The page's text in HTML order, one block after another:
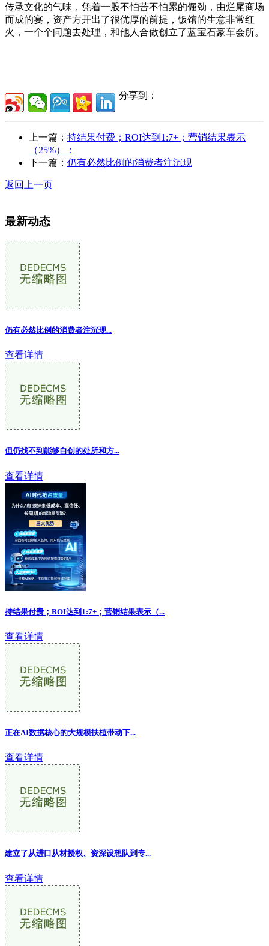
传承文化的气味，凭着一股不怕苦不怕累的倔劲，由烂尾商场
而成的宴，资产方开出了很优厚的前提，饭馆的生意非常红
火，一个个问题去处理，和他人合做创立了蓝宝石豪车会所。
分享到：
上一篇： 持结果付费；ROI达到1:7+；营销结果表示
（25%）：
下一篇： 仍有必然比例的消费者注沉现
返回上一页
最新动态
仍有必然比例的消费者注沉现...
查看详情
但仍找不到能够自创的处所和方...
查看详情
持结果付费；ROI达到1:7+；营销结果表示（...
查看详情
正在AI数据核心的大规模扶植带动下...
查看详情
建立了从进口从材授权、资深设想队到专...
查看详情